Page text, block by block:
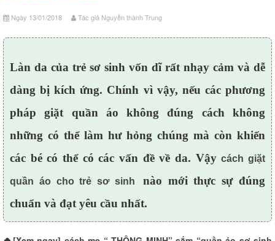
Ngày 13/01/2018 Tác giả Nguyễn thành Trung
Làn da của trẻ sơ sinh vốn dĩ rất nhạy cảm và dễ
dàng bị kích ứng. Chính vì vậy, nếu các phương
pháp giặt quần áo không đúng cách không
những có thể làm hư hỏng chúng mà còn khiến
các bé có thể có các vấn đề về da. Vậycách giặt
quần áo cho trẻ sơ sinh
nào mới thực sự đúng
chuẩn và đạt yêu cầu nhất.